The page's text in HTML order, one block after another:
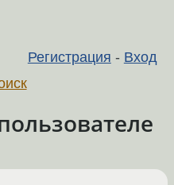
Регистрация - Вход